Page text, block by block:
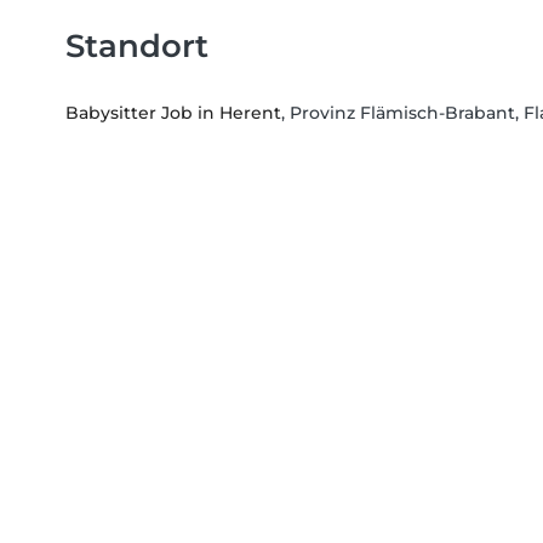
Standort
Babysitter Job in Herent, Provinz Flämisch-Brabant,